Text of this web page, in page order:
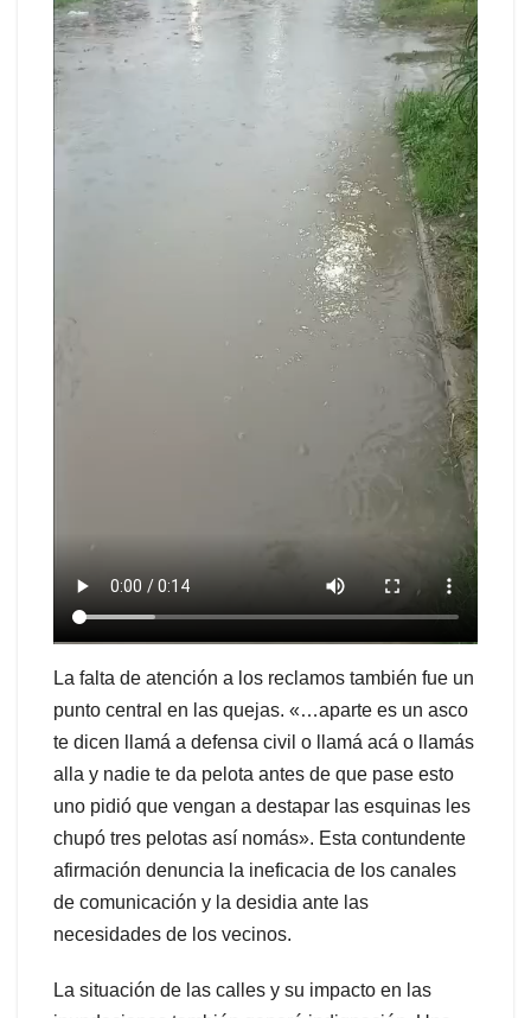
La falta de atención a los reclamos también fue un
punto central en las quejas. «…aparte es un asco
te dicen llamá a defensa civil o llamá acá o llamás
alla y nadie te da pelota antes de que pase esto
uno pidió que vengan a destapar las esquinas les
chupó tres pelotas así nomás». Esta contundente
afirmación denuncia la ineficacia de los canales
de comunicación y la desidia ante las
necesidades de los vecinos.
La situación de las calles y su impacto en las